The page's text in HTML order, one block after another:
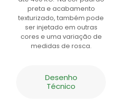
preta e acabamento
texturizado, também pode
ser injetado em outras
cores e uma variação de
medidas de rosca.
Desenho
Técnico